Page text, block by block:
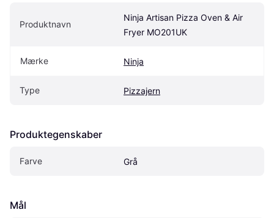
Produktnavn
Ninja Artisan Pizza Oven & Air
Fryer MO201UK
Mærke Ninja
Type Pizzajern
Produktegenskaber
Farve Grå
Mål